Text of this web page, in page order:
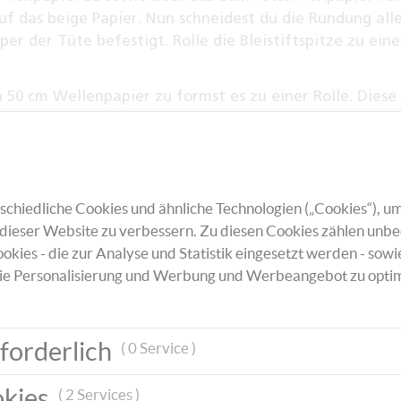
beige Papier. Nun schneidest du die Rundung
der Tüte befestigt. Rolle die Bleistiftspitze zu
cm Wellenpapier zu formst es zu einer Rolle.
haben damit diese gut hineinpasst.
Rand der Wellpapierrolle fest.
Bleistiftspitze fest. Du kannst die Buntstift-Schultüte
für deine Schultüte findest du auf pagro.at! Sobald
zu.
Cookies und ähnliche Technologien („Cookies“),
Website zu verbessern. Zu diesen Cookies zählen
- die zur Analyse und Statistik eingesetzt werden -
Personalisierung und Werbung und Werbeangebot zu
( 0 Service )
( 2 Services )